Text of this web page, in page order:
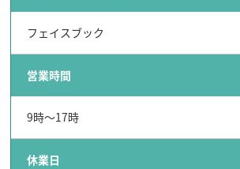
グルメ・おみやげ
宿泊予約
アクセス
飛騨市の６つの魅力
ひだじまん図鑑
交通機関・道路情報
飛騨古川の駐車場
フェイスブック
営業時間
9時～17時
休業日